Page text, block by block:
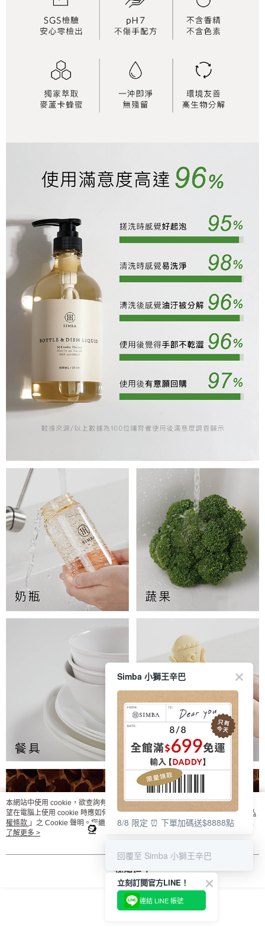
本網站中使用 cookie，欲查詢有關本網站使用 cookie 方式之詳情，及若您不希
望在電腦上使用 cookie 時應如何變更電腦的 cookie 設定，請參閱本網站「
隱私
權條款 」之 Cookie 聲明。您繼續使用本網站即表示您同意本公司得按本網站使
用條款之 Cookie 聲明使用 cookie。
了解更多 >
我知道了
Simba 小獅王辛巴
8/8 限定 ⏰ 下單加碼送$8888點
回覆至 Simba 小獅王辛巴
立刻訂閱官方LINE！
連結 LINE 帳號